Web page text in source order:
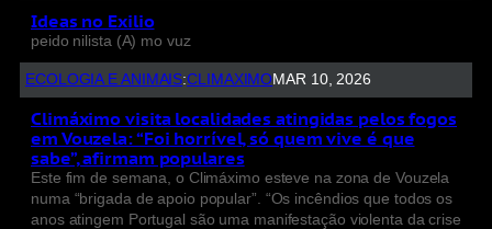
Ideas no Exilio
peido nilista (A) mo vuz
ECOLOGIA E ANIMAIS:CLIMAXIMOMAR 10, 2026
Climáximo visita localidades atingidas pelos fogos
em Vouzela: “Foi horrível, só quem vive é que
sabe”, afirmam populares
Este fim de semana, o Climáximo esteve na zona de Vouzela
numa “brigada de apoio popular”. “Os incêndios que todos os
anos atingem Portugal são uma manifestação violenta da crise